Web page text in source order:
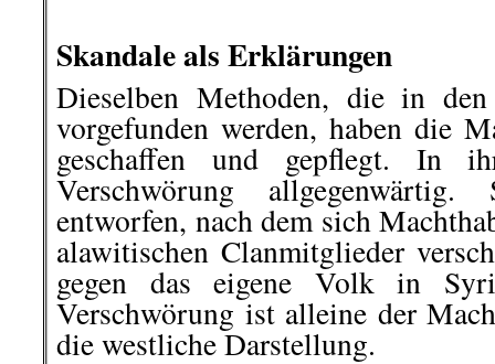
Skandale als Erklärungen
Dieselben Methoden, die in den
vorgefunden werden, haben die
geschaffen und gepflegt. In
Verschwörung
entworfen, nach dem sich
alawitischen Clanmitglieder
gegen das eigene Volk in
Verschwörung ist alleine der
die westliche Darstellung.